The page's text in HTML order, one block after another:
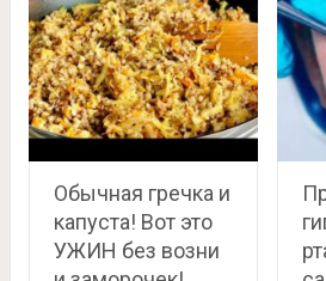
Обычная гречка и
капуста! Вот это
УЖИН без возни